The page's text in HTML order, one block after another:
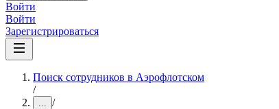
Войти
Войти
Зарегистрироваться
Поиск сотрудников в Аэрофлотском
/
... /